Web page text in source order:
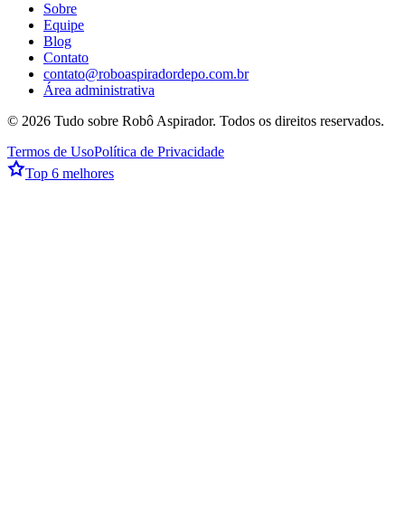
Sobre
Equipe
Blog
Contato
contato@roboaspiradordepo.com.br
Área administrativa
© 2026 Tudo sobre Robô Aspirador. Todos os direitos reservados.
Termos de UsoPolítica de Privacidade
Top 6 melhores